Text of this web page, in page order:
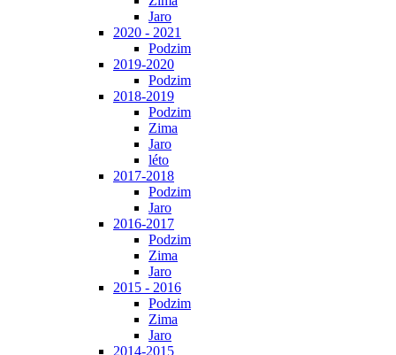
Jaro
2020 - 2021
Podzim
2019-2020
Podzim
2018-2019
Podzim
Zima
Jaro
léto
2017-2018
Podzim
Jaro
2016-2017
Podzim
Zima
Jaro
2015 - 2016
Podzim
Zima
Jaro
2014-2015